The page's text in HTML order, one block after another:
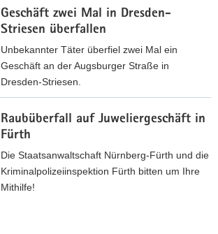
Geschäft zwei Mal in Dresden-
Striesen überfallen
Unbekannter Täter überfiel zwei Mal ein
Geschäft an der Augsburger Straße in
Dresden-Striesen.
Raubüberfall auf Juweliergeschäft in
Fürth
Die Staatsanwaltschaft Nürnberg-Fürth und die
Kriminalpolizeiinspektion Fürth bitten um Ihre
Mithilfe!